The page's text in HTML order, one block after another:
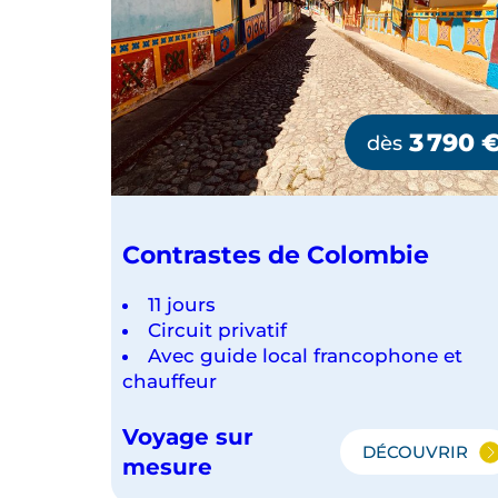
dès 3 790
Contrastes de Colombie
11 jours
Circuit privatif
Avec guide local francophone et
chauffeur
Voyage sur
mesure
DÉCOUVRIR